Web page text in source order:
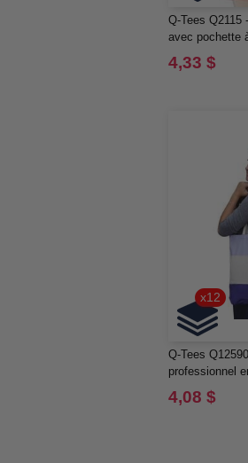
Q-Tees Q2115
avec pochette
4,33 $
x12
Q-Tees
professionnel
4,08 $